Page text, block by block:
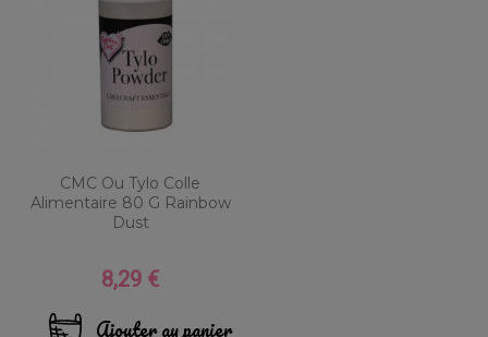
CMC Ou Tylo Colle
Alimentaire 80 G Rainbow
Dust
Prix
8,29 €
Ajouter au panier